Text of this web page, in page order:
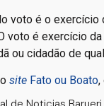
voto é o
voto é exercício
ou cidadão de
site Fato ou Boato,